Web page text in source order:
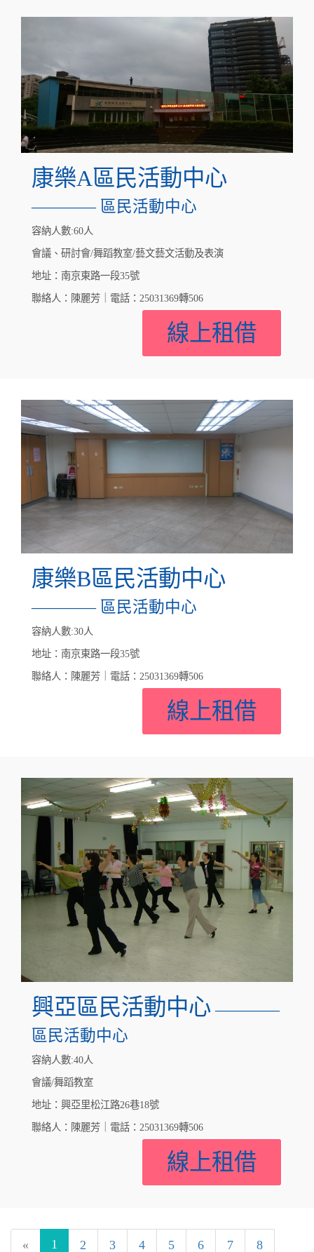
康樂A區民活動中心
———— 區民活動中心
容納人數:60人
會議、研討會/舞蹈教室/藝文藝文活動及表演
地址：南京東路一段35號
聯絡人：陳麗芳｜電話：25031369轉506
線上租借
康樂B區民活動中心
———— 區民活動中心
容納人數:30人
地址：南京東路一段35號
聯絡人：陳麗芳｜電話：25031369轉506
線上租借
興亞區民活動中心 ————
區民活動中心
容納人數:40人
會議/舞蹈教室
地址：興亞里松江路26巷18號
聯絡人：陳麗芳｜電話：25031369轉506
線上租借
« 1 2 3 4 5 6 7 8